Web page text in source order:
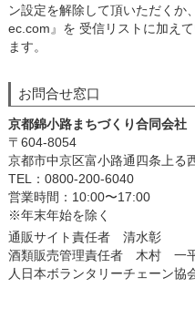
ン設定を解除して頂いただくか
ec.com』を 受信リストに加え
ます。
お問合せ窓口
京都錦小路まちづくり合同会社
〒604-8054
京都市中京区富小路通四条上る
TEL：0800-200-6040
営業時間：10:00〜17:00
※年末年始を除く
通販サイト責任者 清水彰
酒類販売管理責任者 木村 一
人日本ボランタリーチェーン協